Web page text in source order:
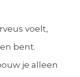
voelt,
bent.
je alleen